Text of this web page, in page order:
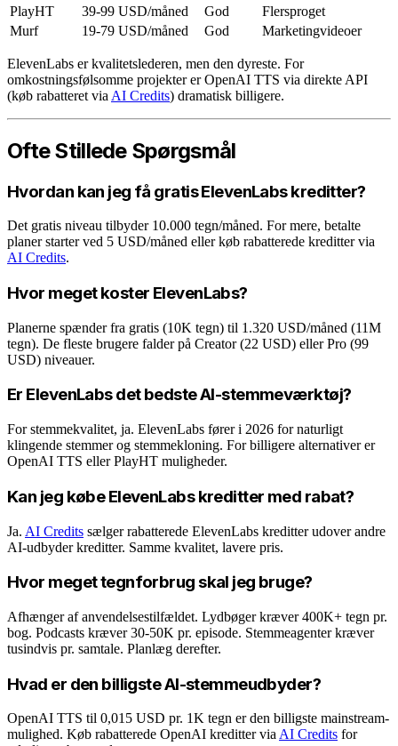
PlayHT
39-99 USD/måned God
Flersproget
Murf
19-79 USD/måned God Marketingvideoer
ElevenLabs er kvalitetslederen, men den dyreste. For
omkostningsfølsomme projekter er OpenAI TTS via direkte API
(køb rabatteret via AI Credits) dramatisk billigere.
Ofte Stillede Spørgsmål
Hvordan kan jeg få gratis ElevenLabs kreditter?
Det gratis niveau tilbyder 10.000 tegn/måned. For mere, betalte
planer starter ved 5 USD/måned eller køb rabatterede kreditter via
AI Credits.
Hvor meget koster ElevenLabs?
Planerne spænder fra gratis (10K tegn) til 1.320 USD/måned (11M
tegn). De fleste brugere falder på Creator (22 USD) eller Pro (99
USD) niveauer.
Er ElevenLabs det bedste AI-stemmeværktøj?
For stemmekvalitet, ja. ElevenLabs fører i 2026 for naturligt
klingende stemmer og stemmekloning. For billigere alternativer er
OpenAI TTS eller PlayHT muligheder.
Kan jeg købe ElevenLabs kreditter med rabat?
Ja. AI Credits sælger rabatterede ElevenLabs kreditter udover andre
AI-udbyder kreditter. Samme kvalitet, lavere pris.
Hvor meget tegnforbrug skal jeg bruge?
Afhænger af anvendelsestilfældet. Lydbøger kræver 400K+ tegn pr.
bog. Podcasts kræver 30-50K pr. episode. Stemmeagenter kræver
tusindvis pr. samtale. Planlæg derefter.
Hvad er den billigste AI-stemmeudbyder?
OpenAI TTS til 0,015 USD pr. 1K tegn er den billigste mainstream-
mulighed. Køb rabatterede OpenAI kreditter viaAI Credits for